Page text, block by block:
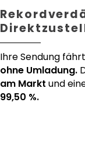
Ihre Sendung
ohne Umladung.
am Markt und
99,50 %.